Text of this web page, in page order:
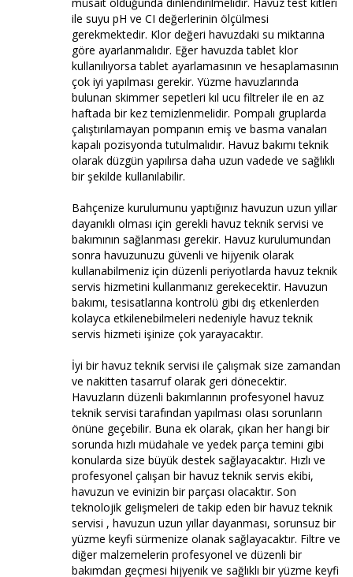
ile suyu pH ve CI değerlerinin ölçülmesi
gerekmektedir. Klor değeri havuzdaki su miktarına
göre ayarlanmalıdır. Eğer havuzda tablet klor
kullanılıyorsa tablet ayarlamasının ve hesaplamasının
çok iyi yapılması gerekir. Yüzme havuzlarında
bulunan skimmer sepetleri kıl ucu filtreler ile en az
haftada bir kez temizlenmelidir. Pompalı gruplarda
çalıştırılamayan pompanın emiş ve basma vanaları
kapalı pozisyonda tutulmalıdır. Havuz bakımı teknik
olarak düzgün yapılırsa daha uzun vadede ve sağlıklı
bir şekilde kullanılabilir.
Bahçenize kurulumunu yaptığınız havuzun uzun yıllar
dayanıklı olması için gerekli havuz teknik servisi ve
bakımının sağlanması gerekir. Havuz kurulumundan
sonra havuzunuzu güvenli ve hijyenik olarak
kullanabilmeniz için düzenli periyotlarda havuz teknik
servis hizmetini kullanmanız gerekecektir. Havuzun
bakımı, tesisatlarına kontrolü gibi dış etkenlerden
kolayca etkilenebilmeleri nedeniyle havuz teknik
servis hizmeti işinize çok yarayacaktır.
İyi bir havuz teknik servisi ile çalışmak size zamandan
ve nakitten tasarruf olarak geri dönecektir.
Havuzların düzenli bakımlarının profesyonel havuz
teknik servisi tarafından yapılması olası sorunların
önüne geçebilir. Buna ek olarak, çıkan her hangi bir
sorunda hızlı müdahale ve yedek parça temini gibi
konularda size büyük destek sağlayacaktır. Hızlı ve
profesyonel çalışan bir havuz teknik servis ekibi,
havuzun ve evinizin bir parçası olacaktır. Son
teknolojik gelişmeleri de takip eden bir havuz teknik
servisi , havuzun uzun yıllar dayanması, sorunsuz bir
yüzme keyfi sürmenize olanak sağlayacaktır. Filtre ve
diğer malzemelerin profesyonel ve düzenli bir
bakımdan geçmesi hijyenik ve sağlıklı bir yüzme keyfi